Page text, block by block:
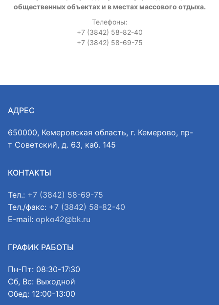
общественных объектах и в местах массового отдыха.
Телефоны:
+7 (3842) 58-82-40
+7 (3842) 58-69-75
АДРЕС
650000, Кемеровская область, г. Кемерово, пр-
т Советский, д. 63, каб. 145
КОНТАКТЫ
Тел.: +7 (3842) 58-69-75
Тел./факс: +7 (3842) 58-82-40
E-mail: opko42@bk.ru
ГРАФИК РАБОТЫ
Пн-Пт: 08:30-17:30
Сб, Вс: Выходной
Обед: 12:00-13:00